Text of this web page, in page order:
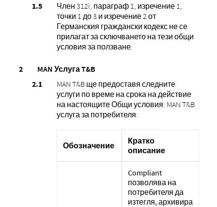
Член 312i, параграф 1, изречение 1,
точки 1 до 3 и изречение 2 от
Германския граждански кодекс не се
прилагат за сключването на тези общи
условия за ползване.
MAN Услуга T&B
MAN T&B ще предоставя следните
услуги по време на срока на действие
на настоящите Общи условия: MAN T&B
услуга за потребителя:
Обозначение
Кратко
описание
Compliant
позволява на
потребителя да
изтегля, архивира